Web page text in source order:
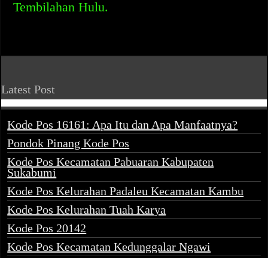
Tembilahan Hulu.
Latest Post
Kode Pos 16161: Apa Itu dan Apa Manfaatnya?
Pondok Pinang Kode Pos
Kode Pos Kecamatan Pabuaran Kabupaten
Sukabumi
Kode Pos Kelurahan Padaleu Kecamatan Kambu
Kode Pos Kelurahan Tuah Karya
Kode Pos 20142
Kode Pos Kecamatan Kedunggalar Ngawi